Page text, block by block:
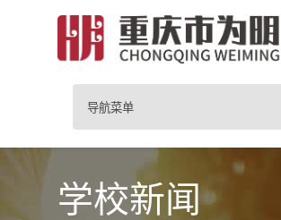
导航菜单
学校新闻